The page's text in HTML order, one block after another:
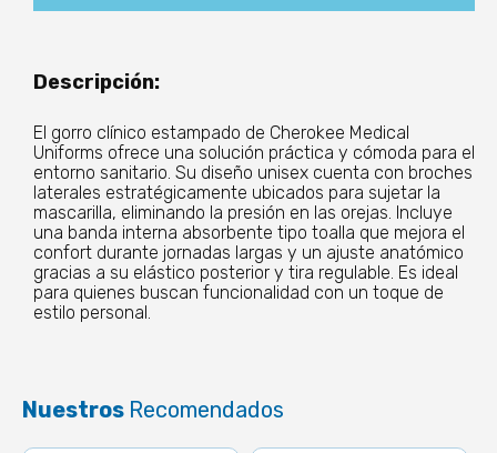
Cheeroke
Descripción:
El gorro clínico estampado de Cherokee Medical
Uniforms ofrece una solución práctica y cómoda para el
entorno sanitario. Su diseño unisex cuenta con broches
laterales estratégicamente ubicados para sujetar la
mascarilla, eliminando la presión en las orejas. Incluye
una banda interna absorbente tipo toalla que mejora el
confort durante jornadas largas y un ajuste anatómico
gracias a su elástico posterior y tira regulable. Es ideal
para quienes buscan funcionalidad con un toque de
estilo personal.
Nuestros Recomendados